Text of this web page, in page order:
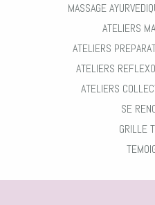
MASSAGE
ATELIERS
ATELIERS
ATELIERS
ATELIERS
SE
GRILLE